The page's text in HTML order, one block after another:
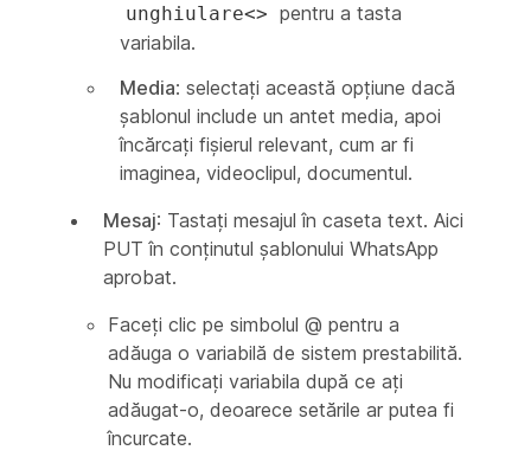
unghiulare<> pentru a tasta
variabila.
Media: selectați această opțiune dacă
șablonul include un antet media, apoi
încărcați fișierul relevant, cum ar fi
imaginea, videoclipul, documentul.
Mesaj: Tastați mesajul în caseta text. Aici
PUT în conținutul șablonului WhatsApp
aprobat.
Faceți clic pe simbolul @ pentru a
adăuga o variabilă de sistem prestabilită.
Nu modificați variabila după ce ați
adăugat-o, deoarece setările ar putea fi
încurcate.